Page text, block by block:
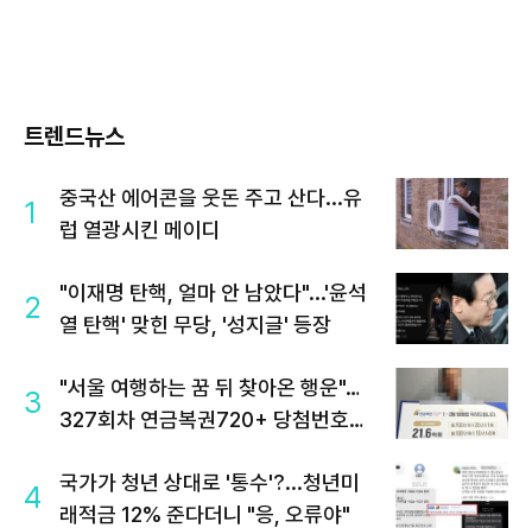
트렌드뉴스
1
중국산 에어콘을 웃돈 주고 산다...유
럽 열광시킨 메이디
2
"이재명 탄핵, 얼마 안 남았다"...'윤석
열 탄핵' 맞힌 무당, '성지글' 등장
3
"서울 여행하는 꿈 뒤 찾아온 행운"…
327회차 연금복권720+ 당첨번호조
4
국가가 청년 상대로 '통수'?...청년미
래적금 12% 준다더니 "응, 오류야"